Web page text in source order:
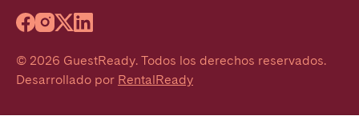
© 2026 GuestReady. Todos los derechos reservados.
Desarrollado por RentalReady